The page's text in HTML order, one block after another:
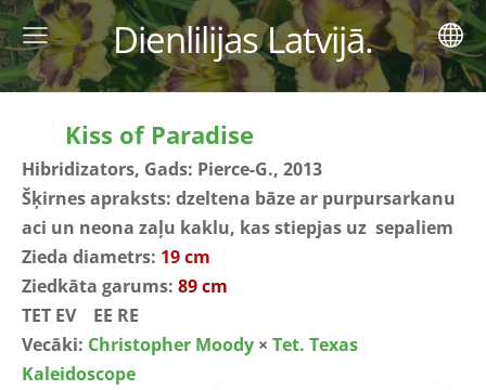
Dienlilijas Latvijā.
Kiss of Paradise
Hibridizators, Gads: Pierce-G., 2013
Šķirnes apraksts: dzeltena bāze ar purpursarkanu
aci un neona zaļu kaklu, kas stiepjas uz sepaliem
Zieda diametrs: 19 cm
Ziedkāta garums: 89 cm
TET EV EE RE
Vecāki: Christopher Moody × Tet. Texas
Kaleidoscope